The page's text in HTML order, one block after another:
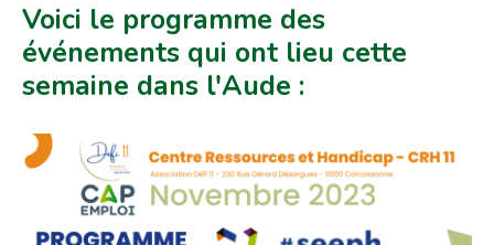
Voici le programme des
événements qui ont lieu cette
semaine dans l'Aude :